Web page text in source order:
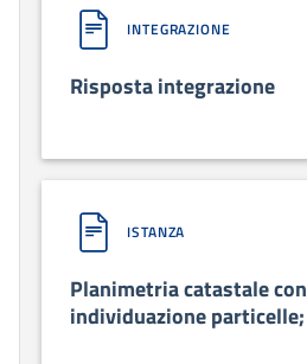
INTEGRAZIONE
Risposta integrazione
ISTANZA
Planimetria catastale con
individuazione particelle;